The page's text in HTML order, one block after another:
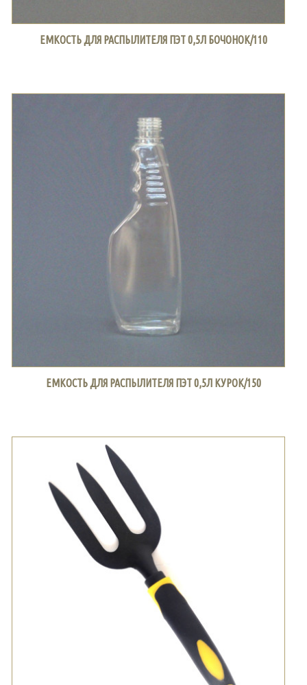
ЕМКОСТЬ ДЛЯ РАСПЫЛИТЕЛЯ ПЭТ 0,5Л БОЧОНОК/110
ЕМКОСТЬ ДЛЯ РАСПЫЛИТЕЛЯ ПЭТ 0,5Л КУРОК/150